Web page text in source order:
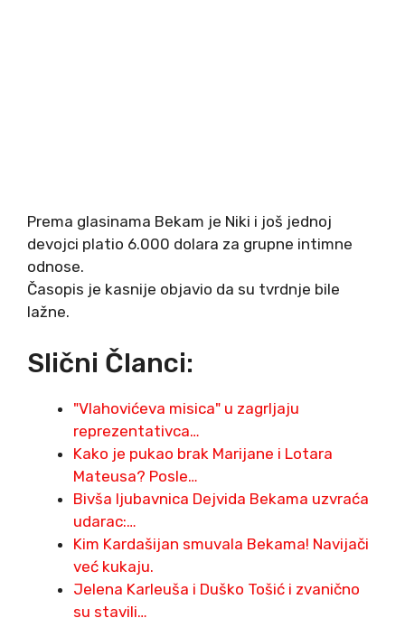
Prema glasinama Bekam je Niki i još jednoj
devojci platio 6.000 dolara za grupne intimne
odnose.
Časopis je kasnije objavio da su tvrdnje bile
lažne.
Slični Članci:
"Vlahovićeva misica" u zagrljaju
reprezentativca…
Kako je pukao brak Marijane i Lotara
Mateusa? Posle…
Bivša ljubavnica Dejvida Bekama uzvraća
udarac:…
Kim Kardašijan smuvala Bekama! Navijači
već kukaju.
Jelena Karleuša i Duško Tošić i zvanično
su stavili…